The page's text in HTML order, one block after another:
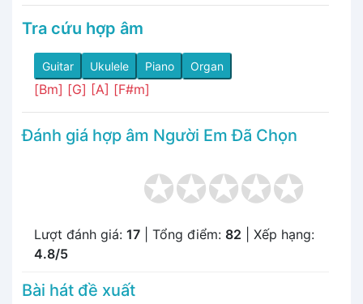
Tra cứu hợp âm
Guitar Ukulele Piano Organ
[Bm] [G] [A] [F#m]
Đánh giá hợp âm Người Em Đã Chọn
Lượt đánh giá: 17 | Tổng điểm: 82 | Xếp hạng:
4.8/5
Bài hát đề xuất